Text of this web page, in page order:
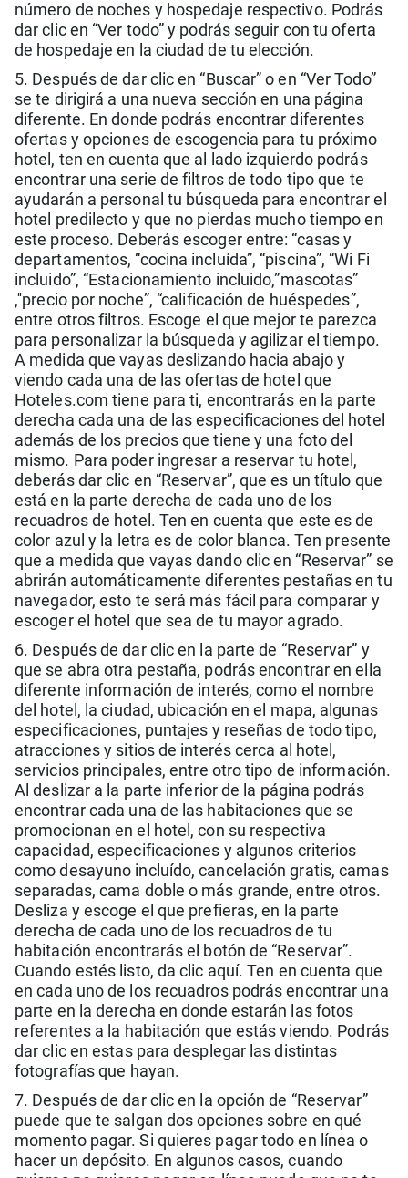
número de noches y hospedaje respectivo. Podrás
dar clic en “Ver todo” y podrás seguir con tu oferta
de hospedaje en la ciudad de tu elección.
5. Después de dar clic en “Buscar” o en “Ver Todo”
se te dirigirá a una nueva sección en una página
diferente. En donde podrás encontrar diferentes
ofertas y opciones de escogencia para tu próximo
hotel, ten en cuenta que al lado izquierdo podrás
encontrar una serie de filtros de todo tipo que te
ayudarán a personal tu búsqueda para encontrar el
hotel predilecto y que no pierdas mucho tiempo en
este proceso. Deberás escoger entre: “casas y
departamentos, “cocina incluída”, “piscina”, “Wi Fi
incluido”, “Estacionamiento incluido,”mascotas”
,''precio por noche”, “calificación de huéspedes”,
entre otros filtros. Escoge el que mejor te parezca
para personalizar la búsqueda y agilizar el tiempo.
A medida que vayas deslizando hacia abajo y
viendo cada una de las ofertas de hotel que
Hoteles.com tiene para ti, encontrarás en la parte
derecha cada una de las especificaciones del hotel
además de los precios que tiene y una foto del
mismo. Para poder ingresar a reservar tu hotel,
deberás dar clic en “Reservar”, que es un título que
está en la parte derecha de cada uno de los
recuadros de hotel. Ten en cuenta que este es de
color azul y la letra es de color blanca. Ten presente
que a medida que vayas dando clic en “Reservar” se
abrirán automáticamente diferentes pestañas en tu
navegador, esto te será más fácil para comparar y
escoger el hotel que sea de tu mayor agrado.
6. Después de dar clic en la parte de “Reservar” y
que se abra otra pestaña, podrás encontrar en ella
diferente información de interés, como el nombre
del hotel, la ciudad, ubicación en el mapa, algunas
especificaciones, puntajes y reseñas de todo tipo,
atracciones y sitios de interés cerca al hotel,
servicios principales, entre otro tipo de información.
Al deslizar a la parte inferior de la página podrás
encontrar cada una de las habitaciones que se
promocionan en el hotel, con su respectiva
capacidad, especificaciones y algunos criterios
como desayuno incluído, cancelación gratis, camas
separadas, cama doble o más grande, entre otros.
Desliza y escoge el que prefieras, en la parte
derecha de cada uno de los recuadros de tu
habitación encontrarás el botón de “Reservar”.
Cuando estés listo, da clic aquí. Ten en cuenta que
en cada uno de los recuadros podrás encontrar una
parte en la derecha en donde estarán las fotos
referentes a la habitación que estás viendo. Podrás
dar clic en estas para desplegar las distintas
fotografías que hayan.
7. Después de dar clic en la opción de “Reservar”
puede que te salgan dos opciones sobre en qué
momento pagar. Si quieres pagar todo en línea o
hacer un depósito. En algunos casos, cuando